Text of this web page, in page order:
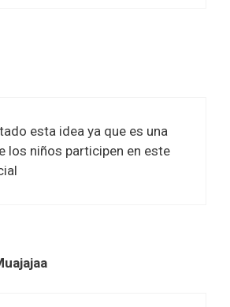
esta idea ya que es una
los niños participen en este